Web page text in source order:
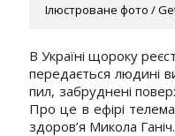
Ілюстроване фото /
В Україні щороку
передається людині
пил, забруднені
Про це в ефірі
здоров’я Микола Ганіч.